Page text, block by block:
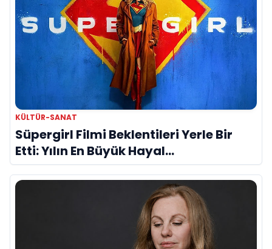
KÜLTÜR-SANAT
Süpergirl Filmi Beklentileri Yerle Bir
Etti: Yılın En Büyük Hayal
Kırıklıklarından Biri mi?